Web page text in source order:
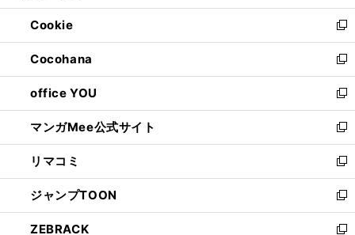
開
く
ウ
で
開
く
ン
ド
ウ
で
開
く
ウ
ィ
ン
ド
ウ
で
開
く
Cookie
新
し
い
ウ
ィ
ン
ド
ウ
で
開
く
Cocohana
新
し
い
ウ
ィ
ン
ド
ウ
で
開
く
office YOU
新
し
い
ウ
ィ
ン
ド
ウ
で
マンガMee公式サイト
新
し
い
ウ
ィ
ン
ド
リマコミ
新
し
い
ウ
ィ
ジャンプTOON
新
し
い
ZEBRACK